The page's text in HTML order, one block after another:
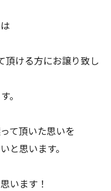
頂ける方にお譲り致し
。
て頂いた思いを
と思います。
います！